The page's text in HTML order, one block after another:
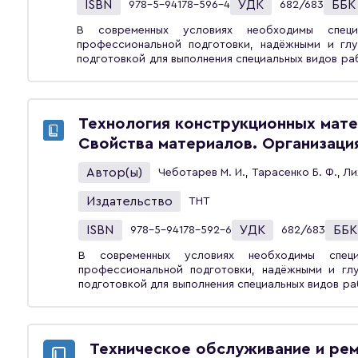
ISBN 978-5-94178-596-4 УДК 682/683 ББК
В современных условиях необходимы
профессиональной подготовки, надёжными и
подготовкой для выполнения специальных видов
при этом отведено качественному проведению
организации и проведении существенная роль
слесарном и сварочном деле, без которых
эксплуатационных работ современных технических систем. Учебное пособие направлено на
получение глубоких знаний и
обучающимися по программам подготовки
при подготовке кадров массовых
электрослесарей, сварщиков и переподготовке
предназначено для подготовки бакалавров и
«Агроинженерия», «Эксплуатация
Технология конструкционных
Свойства материалов.
Автор(ы) Чеботарев М. И., Тарасенко Б. Ф.,
Издательство ТНТ
ISBN 978-5-94178-592-6 УДК 682/683 ББК
В современных условиях необходимы
профессиональной подготовки, надёжными и
подготовкой для выполнения специальных видов
при этом отведено качественному проведению
организации и проведении существенная роль
Техническое обслуживание и